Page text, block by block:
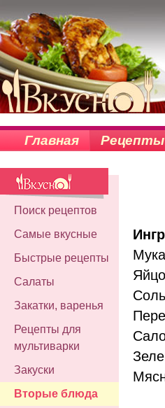
Главная Рецепты
Поиск рецептов
Самые вкусные
Быстрые рецепты
Салаты
Закатки, варенья
Рецепты для
мультиварки
Закуски
Вторые блюда